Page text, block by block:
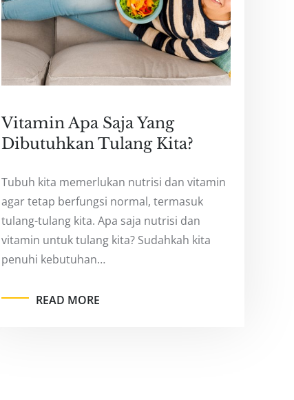
Vitamin Apa Saja Yang
Dibutuhkan Tulang Kita?
Tubuh kita memerlukan nutrisi dan vitamin
agar tetap berfungsi normal, termasuk
tulang-tulang kita. Apa saja nutrisi dan
vitamin untuk tulang kita? Sudahkah kita
penuhi kebutuhan…
READ MORE